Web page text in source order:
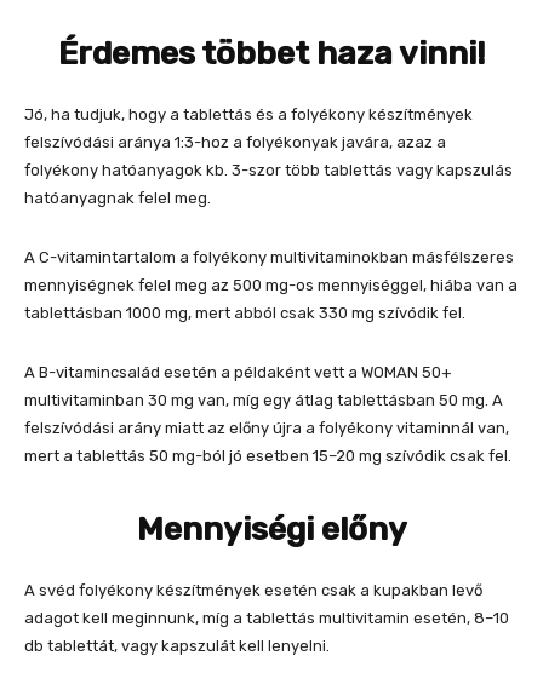
Érdemes többet haza vinni!
Jó, ha tudjuk, hogy a tablettás és a folyékony készítmények
felszívódási aránya 1:3-hoz a folyékonyak javára, azaz a
folyékony hatóanyagok kb. 3-szor több tablettás vagy kapszulás
hatóanyagnak felel meg.
A C-vitamintartalom a folyékony multivitaminokban másfélszeres
mennyiségnek felel meg az 500 mg-os mennyiséggel, hiába van a
tablettásban 1000 mg, mert abból csak 330 mg szívódik fel.
A B-vitamincsalád esetén a példaként vett a WOMAN 50+
multivitaminban 30 mg van, míg egy átlag tablettásban 50 mg. A
felszívódási arány miatt az előny újra a folyékony vitaminnál van,
mert a tablettás 50 mg-ból jó esetben 15–20 mg szívódik csak fel.
Mennyiségi előny
A svéd folyékony készítmények esetén csak a kupakban levő
adagot kell meginnunk, míg a tablettás multivitamin esetén, 8–10
db tablettát, vagy kapszulát kell lenyelni.